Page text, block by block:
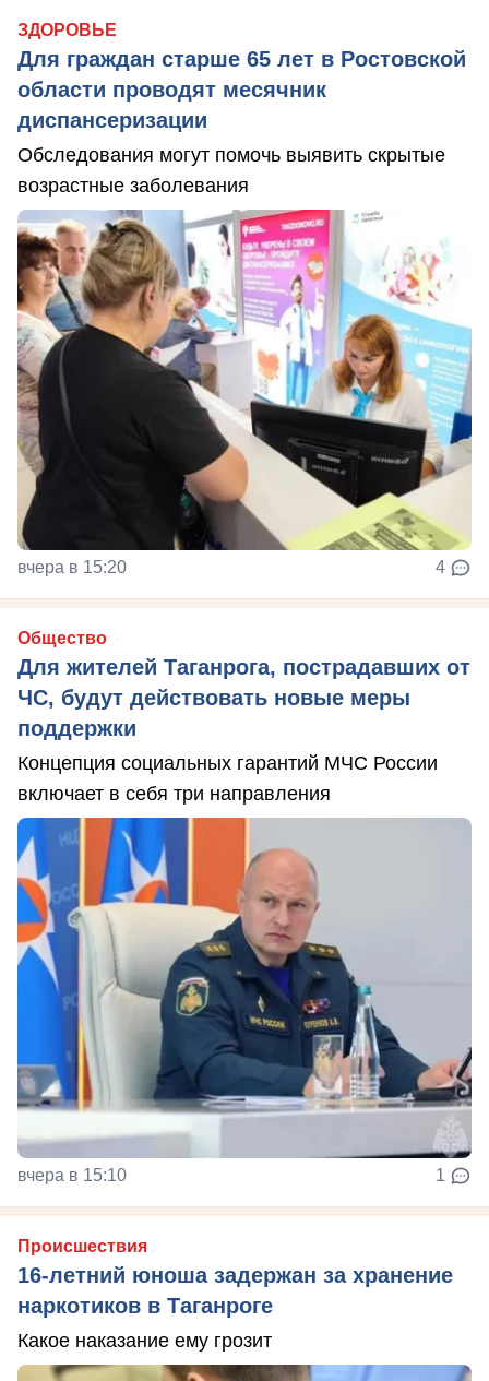
ЗДОРОВЬЕ
Для граждан старше 65 лет в Ростовской
области проводят месячник
диспансеризации
Обследования могут помочь выявить скрытые
возрастные заболевания
вчера в 15:20 4
Общество
Для жителей Таганрога, пострадавших от
ЧС, будут действовать новые меры
поддержки
Концепция социальных гарантий МЧС России
включает в себя три направления
вчера в 15:10 1
Происшествия
16-летний юноша задержан за хранение
наркотиков в Таганроге
Какое наказание ему грозит